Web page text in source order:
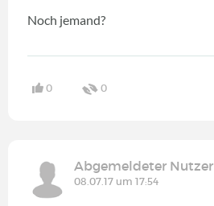
Noch jemand?
0 0
Abgemeldeter Nutzer
08.07.17 um 17:54